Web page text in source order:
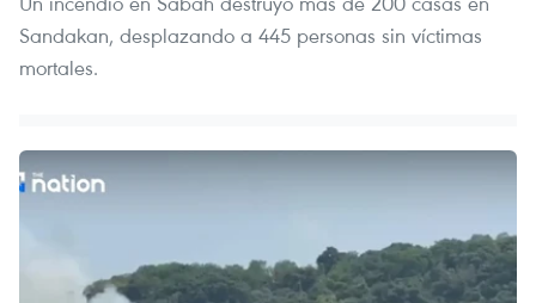
Sandakan, desplazando a 445 personas sin víctimas
mortales.